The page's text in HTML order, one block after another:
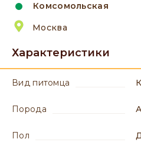
Комсомольская
Москва
Характеристики
вид питомца
порода
пол